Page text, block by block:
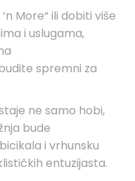
More“ ili dobiti više
i uslugama,
spremni za
ne samo hobi,
bude
i vrhunsku
entuzijasta.